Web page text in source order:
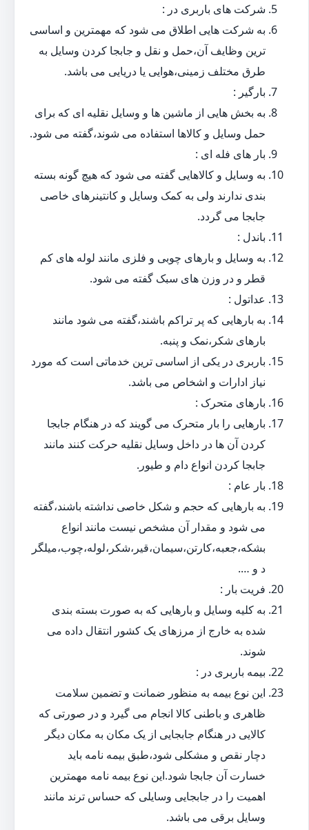
شرکت های باربری در :
به شرکت هایی اطلاق می شود که مهمترین و اساسی
ترین وظایف آن،حمل و نقل و جابجا کردن وسایل به
طرق مختلف زمینی،هوایی یا دریایی می باشد.
بارگیر :
به بخش هایی از ماشین ها و وسایل نقلیه ای که برای
حمل وسایل و کالاها استفاده می شوند،گفته می شود.
بار های فله ای :
به وسایل و کالاهایی گفته می شود که هیچ گونه بسته
بندی ندارند ولی به کمک وسایل و کانتینرهای خاصی
جابجا می گردد.
باندل :
به وسایل و بارهای چوبی و فلزی مانند لوله های کم
قطر و در وزن های سبک گفته می شود.
عداتول :
به بارهایی که پر تراکم باشند،گفته می شود مانند
بارهای شکر،نمک و پنبه.
باربری در یکی از اساسی ترین خدماتی است که مورد
نیاز ادارات و اشخاص می باشد.
بارهای متحرک :
بارهایی را بار متحرک می گویند که در هنگام جابجا
کردن آن ها در داخل وسایل نقلیه حرکت کنند مانند
جابجا کردن انواع دام و طیور.
بار عام :
به بارهایی که حجم و شکل خاصی نداشته باشند،گفته
می شود و مقدار آن مشخص نیست مانند انواع
بشکه،جعبه،کارتن،سیمان،قیر،شکر،لوله،چوب،میلگر
د و ….
فریت بار :
به کلیه وسایل و بارهایی که به صورت بسته بندی
شده به خارج از مرزهای یک کشور انتقال داده می
شوند.
بیمه باربری در :
این نوع بیمه به منظور ضمانت و تضمین سلامت
ظاهری و باطنی کالا انجام می گیرد و در صورتی که
کالایی در هنگام جابجایی از یک مکان به مکان دیگر
دچار نقص و مشکلی شود،طبق بیمه نامه باید
خسارت آن جابجا شود.این نوع بیمه نامه مهمترین
اهمیت را در جابجایی وسایلی که حساس ترند مانند
وسایل برقی می باشد.